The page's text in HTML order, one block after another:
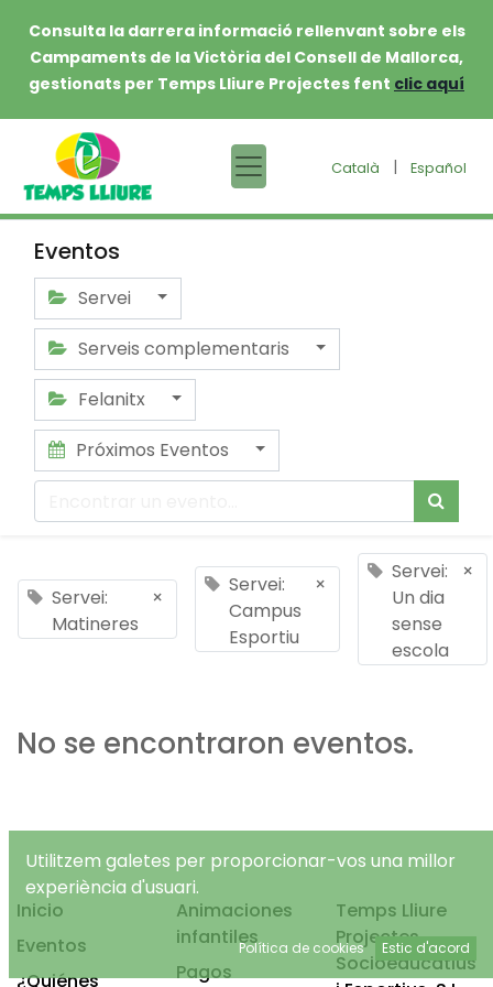
Consulta la darrera informació rellenvant sobre els
Campaments de la Victòria del Consell de Mallorca,
gestionats per Temps Lliure Projectes fent clic aquí
Català | Español
Eventos
Servei
Serveis complementaris
Felanitx
Próximos Eventos
Servei:
Matineres
×
Servei:
Campus
Esportiu
×
Servei:
Un dia
sense
escola
×
No se encontraron eventos.
Inicio
Eventos
¿Quiénes
Animaciones
infantiles
Pagos
Temps Lliure
Projectes
Socioeducatius
Utilitzem galetes per proporcionar-vos una millor
experiència d'usuari.
Política de cookies Estic d'acord